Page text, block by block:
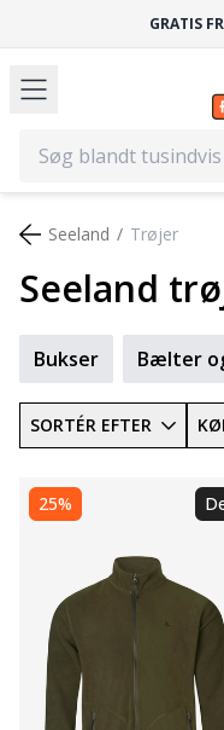
GRATIS
Bukser Bælter
Seeland Trøjer
Seeland
SORTÉR EFTER
25%